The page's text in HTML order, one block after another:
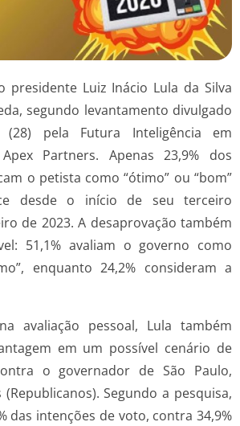
presidente Luiz Inácio Lula da Silva
segundo levantamento divulgado
(28) pela Futura Inteligência em
Partners. Apenas 23,9% dos
o petista como “ótimo” ou “bom”
desde o início de seu terceiro
de 2023. A desaprovação também
51,1% avaliam o governo como
enquanto 24,2% consideram a
avaliação pessoal, Lula também
em um possível cenário de
o governador de São Paulo,
Segundo a pesquisa,
das intenções de voto, contra 34,9%